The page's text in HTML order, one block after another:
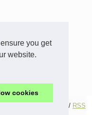
you get
website.
cookies
/ RSS